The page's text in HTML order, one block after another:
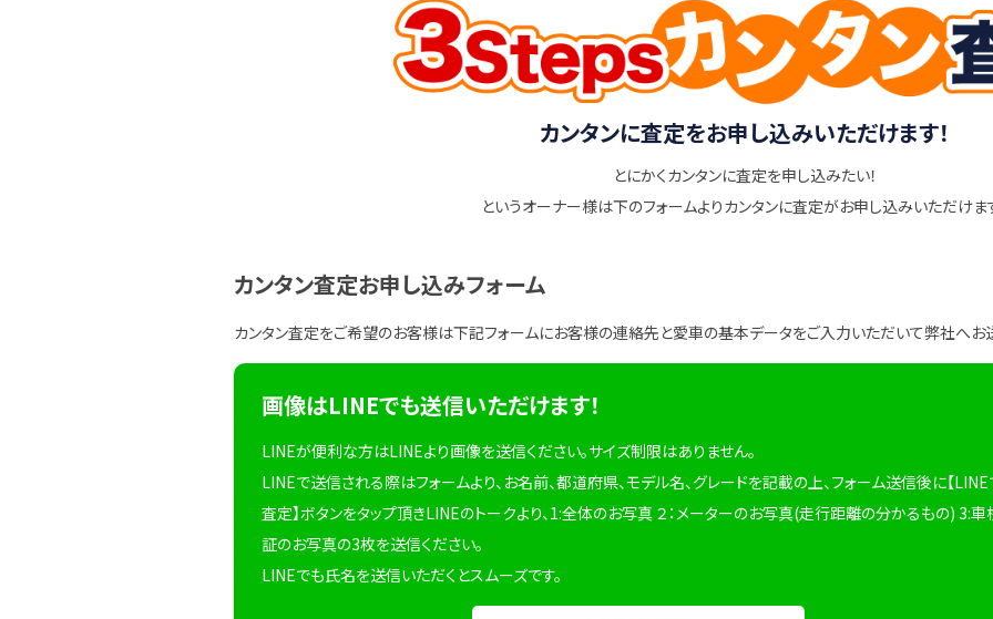
カンタンに査定をお申し込みいただけます！
とにかくカンタンに査定を申し込みたい！
というオーナー様は下のフォームよりカンタンに査定がお申し込みいただけま
カンタン査定お申し込みフォーム
カンタン査定をご希望のお客様は下記フォームにお客様の連絡先と愛車の基本データをご入力いただいて弊社へお
画像はLINEでも送信いただけます！
LINEが便利な方はLINEより画像を送信ください。サイズ制限はありません。
LINEで送信される際はフォームより、お名前、都道府県、モデル名、グレードを記載の上、フォーム送信後に【LINE
査定】ボタンをタップ頂きLINEのトークより、1:全体のお写真 ２：メーターのお写真(走行距離の分かるもの) 3:車
証のお写真の3枚を送信ください。
LINEでも氏名を送信いただくとスムーズです。